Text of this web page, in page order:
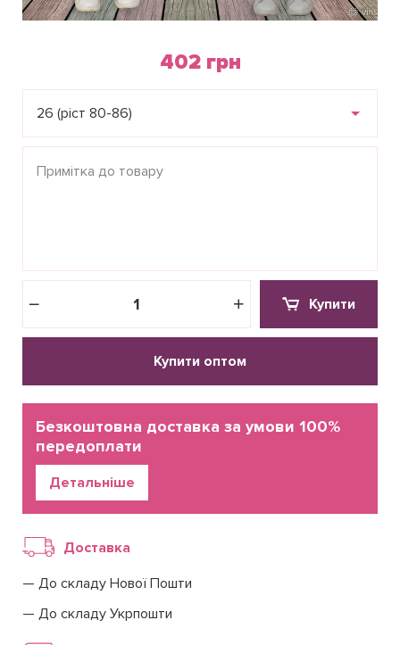
402 грн
26 (ріст 80-86)
Купити
Купити оптом
Детальніше
Безкоштовна доставка за умови 100%
передоплати
Доставка
До складу Нової Пошти
До складу Укрпошти